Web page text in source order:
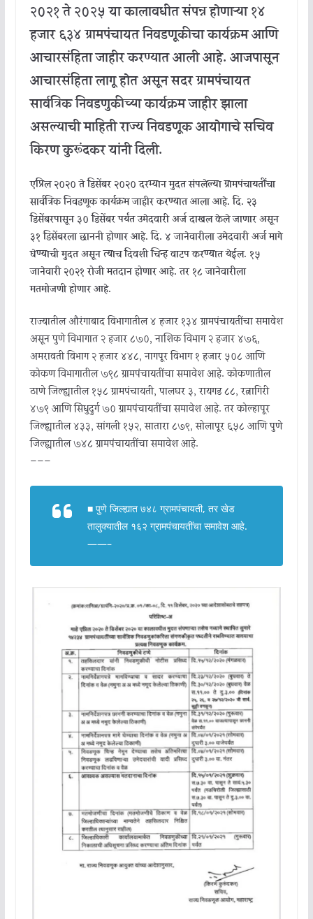
२०२१ ते २०२५ या कालावधीत संपन्न होणाऱ्या १४
हजार ६३४ ग्रामपंचायत निवडणूकीचा कार्यक्रम आणि
आचारसंहिता जाहीर करण्यात आली आहे. आजपासून
आचारसंहिता लागू होत असून सदर ग्रामपंचायत
सार्वत्रिक निवडणुकीच्या कार्यक्रम जाहीर झाला
असल्याची माहिती राज्य निवडणूक आयोगाचे सचिव
किरण कुरूंदकर यांनी दिली.
एप्रिल २०२० ते डिसेंबर २०२० दरम्यान मुदत संपलेल्या ग्रामपंचायतींचा
सार्वत्रिक निवडणूक कार्यक्रम जाहीर करण्यात आला आहे. दि. २३
डिसेंबरपासून ३० डिसेंबर पर्यंत उमेदवारी अर्ज दाखल केले जाणार असून
३१ डिसेंबरला छाननी होणार आहे. दि. ४ जानेवारीला उमेदवारी अर्ज मागे
घेण्याची मुदत असून त्याच दिवशी चिन्ह वाटप करण्यात येईल. १५
जानेवारी २०२१ रोजी मतदान होणार आहे. तर १८ जानेवारीला
मतमोजणी होणार आहे.
राज्यातील औरंगाबाद विभागातील ४ हजार १३४ ग्रामपंचायतींचा समावेश
असून पुणे विभागात २ हजार ८७०, नाशिक विभाग २ हजार ४७६,
अमरावती विभाग २ हजार ४४८, नागपूर विभाग १ हजार ५०८ आणि
कोकण विभागातील ७९८ ग्रामपंचायतींचा समावेश आहे. कोकणातील
ठाणे जिल्ह्यातील १५८ ग्रामपंचायती, पालघर ३, रायगड ८८, रत्नागिरी
४७९ आणि सिंधुदुर्ग ७० ग्रामपंचायतींचा समावेश आहे. तर कोल्हापूर
जिल्ह्यातील ४३३, सांगली १५२, सातारा ८७९, सोलापूर ६५८ आणि पुणे
जिल्ह्यातील ७४८ ग्रामपंचायतींचा समावेश आहे.
———
■ पुणे जिल्ह्यात ७४८ ग्रामपंचायती, तर खेड
तालुक्यातील १६२ ग्रामपंचायतींचा समावेश आहे.
——–